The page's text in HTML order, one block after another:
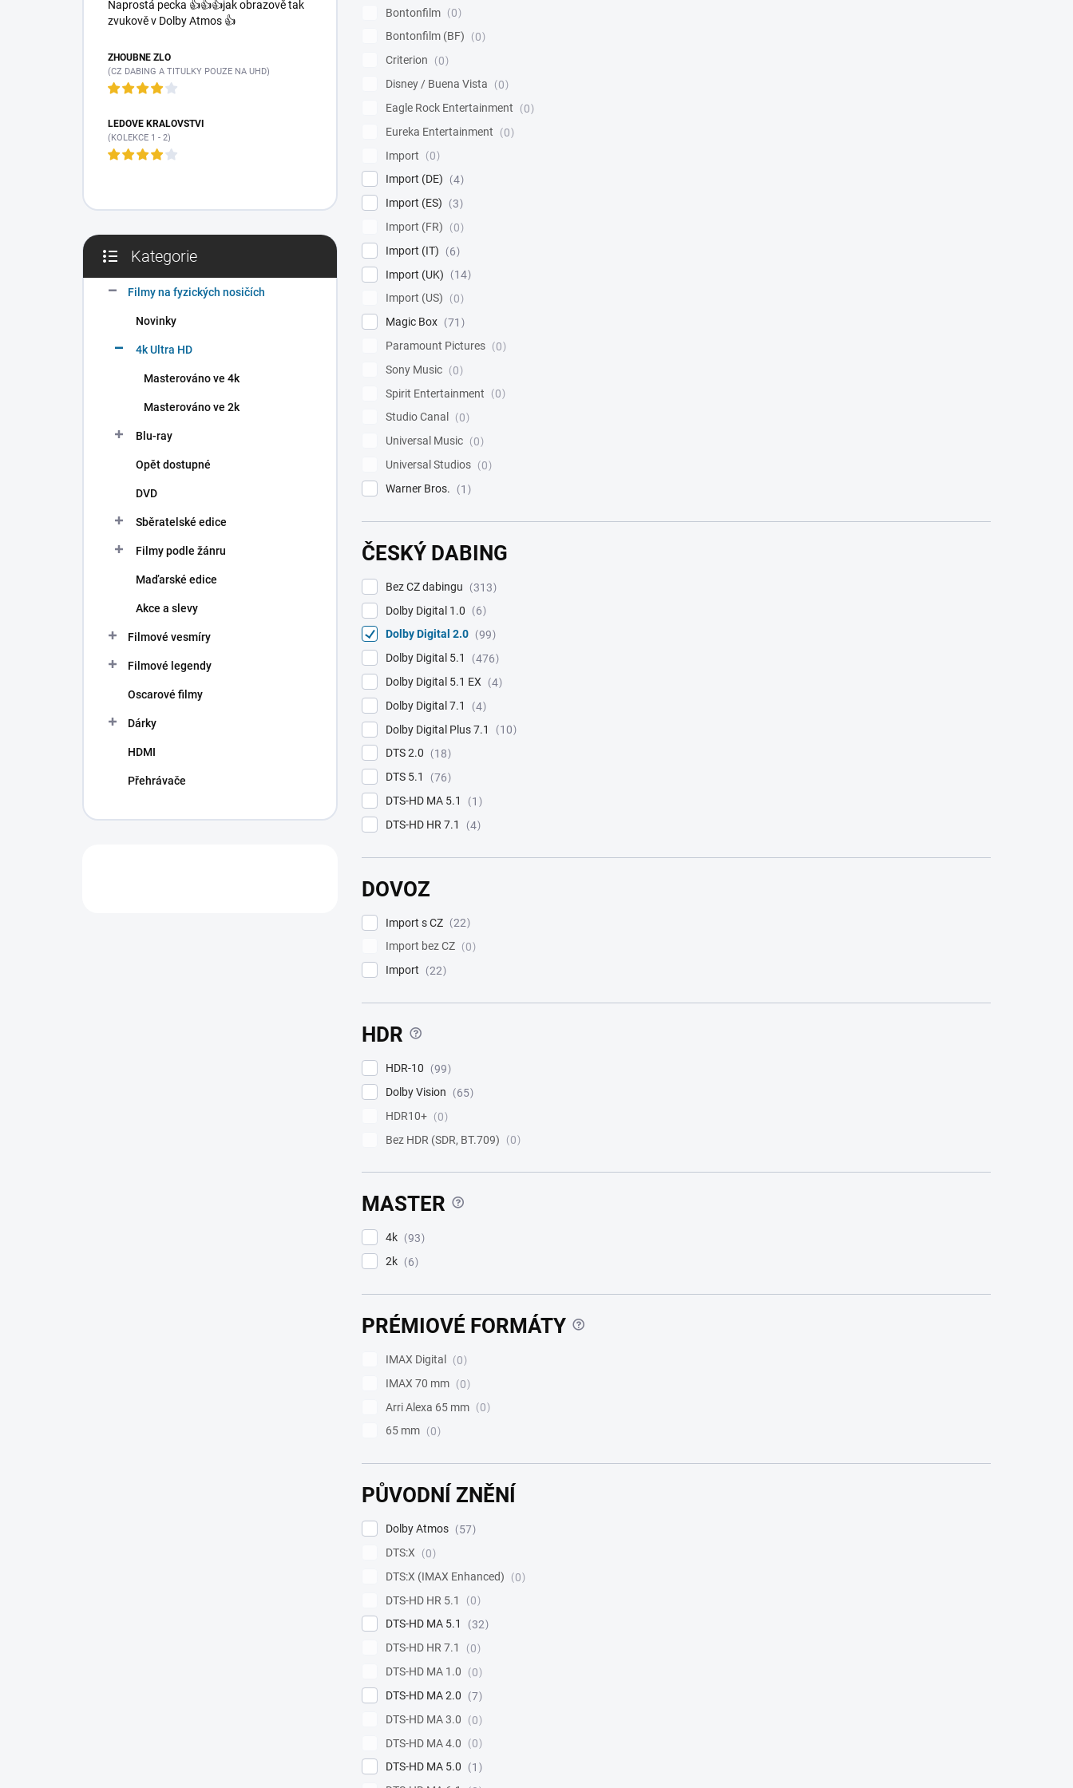
Naprostá pecka 👍👍👍jak obrazově tak
zvukově v Dolby Atmos 👍
ZHOUBNÉ ZLO
(CZ DABING A TITULKY POUZE NA UHD)
LEDOVÉ KRÁLOVSTVÍ
(KOLEKCE 1 - 2)
kategorie
Kategorie
Filmy na fyzických nosičích
Novinky
4k Ultra HD
Masterováno ve 4k
Masterováno ve 2k
Blu-ray
Opět dostupné
DVD
Sběratelské edice
Filmy podle žánru
Maďarské edice
Akce a slevy
Filmové vesmíry
Filmové legendy
Oscarové filmy
Dárky
HDMI
Přehrávače
Bontonfilm
0
Bontonfilm (BF)
0
Criterion
0
Disney / Buena Vista
0
Eagle Rock Entertainment
0
Eureka Entertainment
0
Import
0
Import (DE)
4
Import (ES)
3
Import (FR)
0
Import (IT)
6
Import (UK)
14
Import (US)
0
Magic Box
71
Paramount Pictures
0
Sony Music
0
Spirit Entertainment
0
Studio Canal
0
Universal Music
0
Universal Studios
0
Warner Bros.
1
ČESKÝ DABING
Bez CZ dabingu
313
Dolby Digital 1.0
6
Dolby Digital 2.0
99
Dolby Digital 5.1
476
Dolby Digital 5.1 EX
4
Dolby Digital 7.1
4
Dolby Digital Plus 7.1
10
DTS 2.0
18
DTS 5.1
76
DTS-HD MA 5.1
1
DTS-HD HR 7.1
4
DOVOZ
Import s CZ
22
Import bez CZ
0
Import
22
HDR ?
HDR-10
99
Dolby Vision
65
HDR10+
0
Bez HDR (SDR, BT.709)
0
MASTER ?
4k
93
2k
6
PRÉMIOVÉ FORMÁTY ?
IMAX Digital
0
IMAX 70 mm
0
Arri Alexa 65 mm
0
65 mm
0
PŮVODNÍ ZNĚNÍ
Dolby Atmos
57
DTS:X
0
DTS:X (IMAX Enhanced)
0
DTS-HD HR 5.1
0
DTS-HD MA 5.1
32
DTS-HD HR 7.1
0
DTS-HD MA 1.0
0
DTS-HD MA 2.0
7
DTS-HD MA 3.0
0
DTS-HD MA 4.0
0
DTS-HD MA 5.0
1